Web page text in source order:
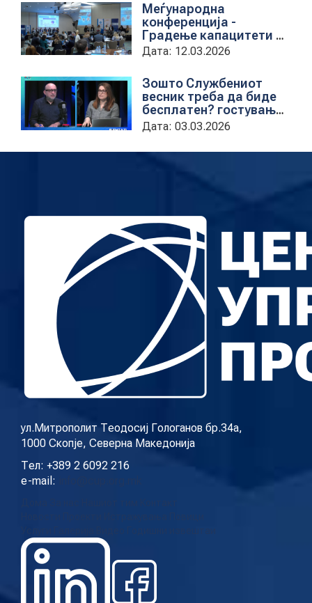
Меѓународна
конференција -
Градење капацитети на
институциите за обука
на државни
службеници
Дата: 12.03.2026
Зошто Службениот
весник треба да биде
бесплатен? гостување
на проектната
кородинаторка во ЦУП
Анета Иванова
поткастот Rishatzi
Дата: 03.03.2026
ул.Митрополит Теодосиј Гологанов бр.34а,
1000 Скопје, Северна Македонија
Тел: +389 2 6092 216
e-mail: